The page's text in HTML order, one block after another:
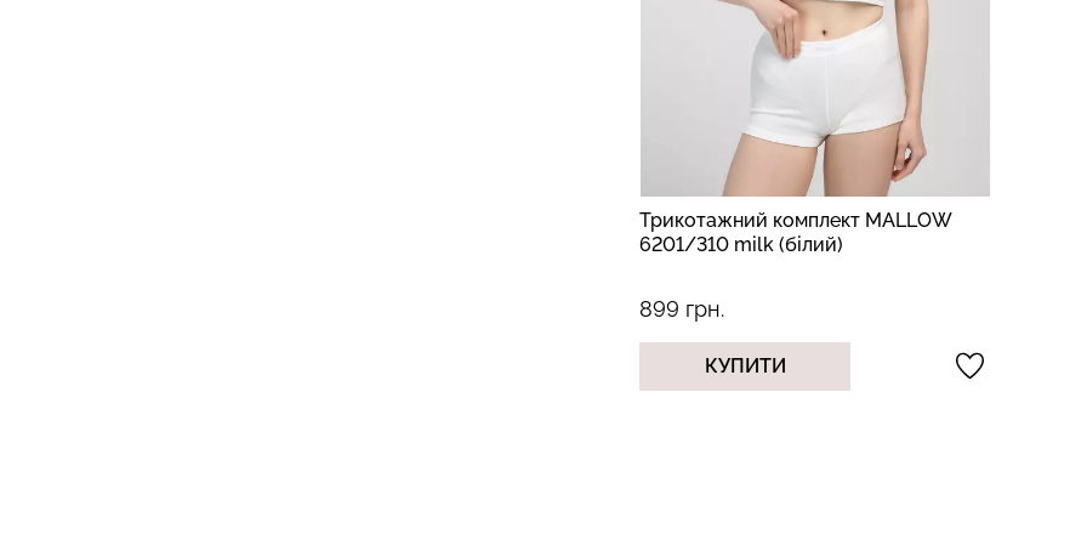
Трикотажний комплект MALLOW
6201/310 milk (білий)
899 грн.
КУПИТИ